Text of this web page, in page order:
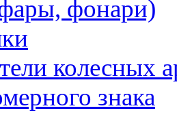
фонари)
колесных
знака